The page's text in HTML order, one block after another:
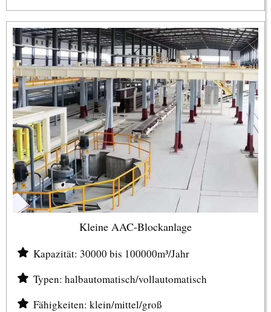
Kleine AAC-Blockanlage
Kapazität: 30000 bis 100000m³/Jahr
Typen: halbautomatisch/vollautomatisch
Fähigkeiten: klein/mittel/groß